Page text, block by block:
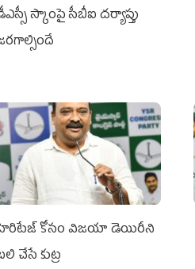
స్కాంపై సీబీఐ దర్యాప్తు
కోసం విజయా డెయిరీని
చేసే కుట్ర‌